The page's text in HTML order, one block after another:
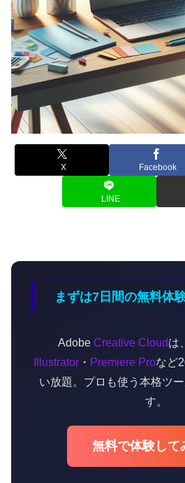
X Facebook
LINE
まずは7日間の無料体
Adobe Creative Cloudは、
Illustrator・ Premiere Proなど
い放題。プロも使う本格ツ
す。
無料で体験し